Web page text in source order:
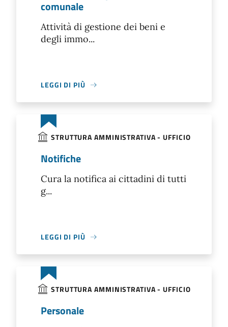
comunale
Attività di gestione dei beni e
degli immo...
LEGGI DI PIÙ
STRUTTURA AMMINISTRATIVA - UFFICIO
Notifiche
Cura la notifica ai cittadini di tutti
g...
LEGGI DI PIÙ
STRUTTURA AMMINISTRATIVA - UFFICIO
Personale